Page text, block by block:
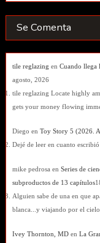
Se Comenta
tile reglazing en Cuando llega
agosto, 2026
tile reglazing Locate highly
gets your money flowing
Diego en Toy Story 5 (2026.
Dejé de leer en cuanto
mike pedrosa en Series de
subproductos de 13 capítulos
Alguien sabe de una en que
blanca...y viajando por el
Ivey Thornton, MDen La